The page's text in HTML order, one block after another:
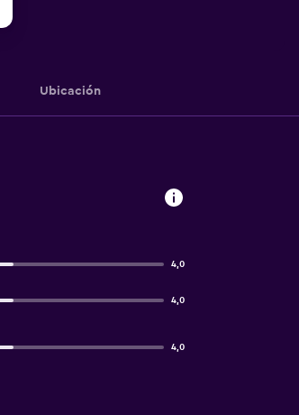
Ubicación
4,0
4,0
4,0